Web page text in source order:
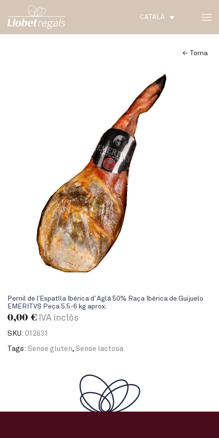
CATALÀ
← Torna
Pernil de l’Espatlla Ibèrica d’ Aglà 50% Raça Ibèrica de Guijuelo
EMERITVS Peça 5.5-6 kg aprox.
0,00 € IVA inclòs
SKU: 012631
Tags: Sense gluten, Sense lactosa